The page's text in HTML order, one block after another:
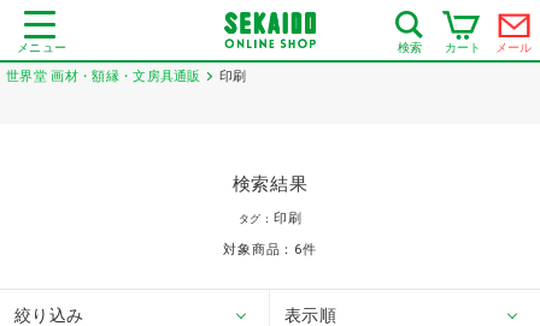
メニュー 検索 カート メール
世界堂 画材・額縁・文房具通販 印刷
検索結果
タグ： 印刷
対象商品： 6件
絞り込み 表示順